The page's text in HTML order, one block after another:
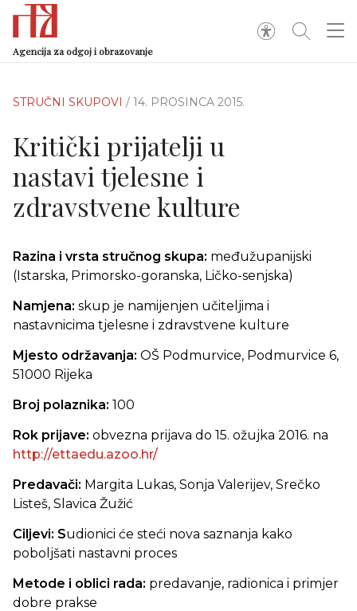
Agencija za odgoj i obrazovanje
STRUČNI SKUPOVI / 14. PROSINCA 2015.
Kritički prijatelji u
nastavi tjelesne i
zdravstvene kulture
Razina i vrsta stručnog skupa: međužupanijski
(Istarska, Primorsko-goranska, Ličko-senjska)
Namjena: skup je namijenjen učiteljima i
nastavnicima tjelesne i zdravstvene kulture
Mjesto održavanja: OŠ Podmurvice, Podmurvice 6,
51000 Rijeka
Broj polaznika: 100
Rok prijave: obvezna prijava do 15. ožujka 2016. na
http://ettaedu.azoo.hr/
Predavači: Margita Lukas, Sonja Valerijev, Srečko
Listeš, Slavica Žužić
Ciljevi: Sudionici će steći nova saznanja kako
poboljšati nastavni proces
Metode i oblici rada: predavanje, radionica i primjer
dobre prakse